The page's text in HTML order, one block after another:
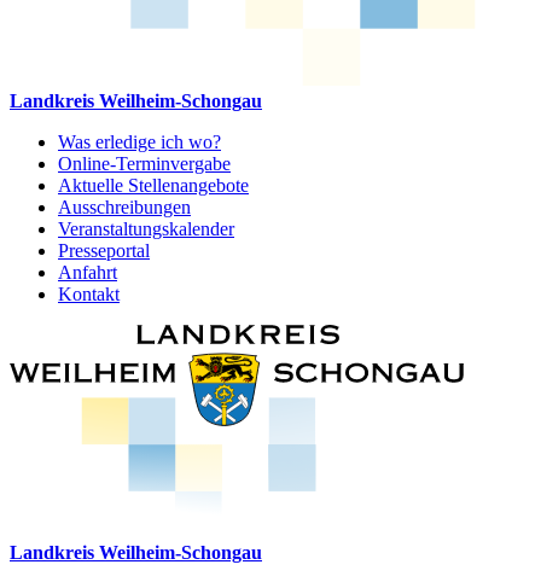
Landkreis Weilheim-Schongau
Was erledige ich wo?
Online-Terminvergabe
Aktuelle Stellenangebote
Ausschreibungen
Veranstaltungskalender
Presseportal
Anfahrt
Kontakt
Landkreis Weilheim-Schongau